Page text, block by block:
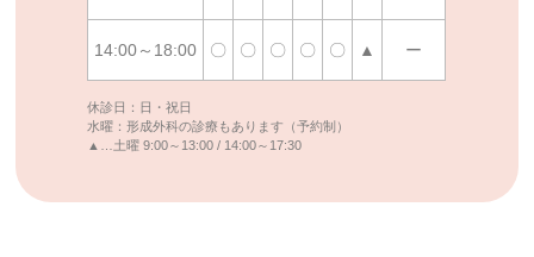
14:00～18:00 〇 〇 〇 〇 〇 ▲ ー
休診日：日・祝日
水曜：形成外科の診療もあります（予約制）
▲…土曜 9:00～13:00 / 14:00～17:30